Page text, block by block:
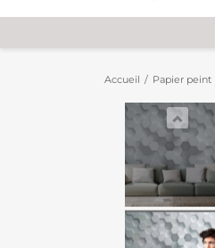
Accueil Papier peint